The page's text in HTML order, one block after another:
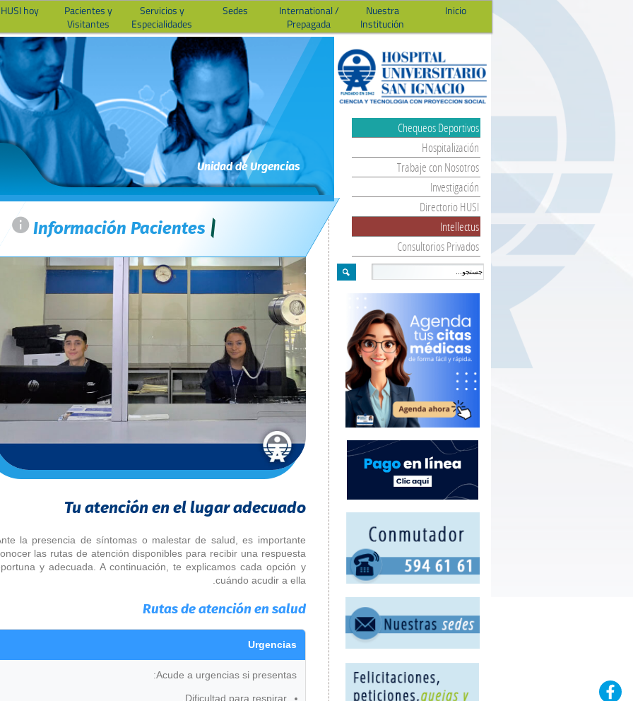
Inicio
Nuestra
Institución
International /
Prepagada
Sedes
Servicios y
Especialidades
Pacientes y
Visitantes
hoy
Chequeos Deportivos
Hospitalización
Trabaje con Nosotros
Investigación
Directorio HUSI
Intellectus
Consultorios Privados
Unidad de Urgencias
= |
Tu atención en el lugar adecuado
la presencia de síntomas o malestar de salud, es importante
las rutas de atención disponibles para recibir una respuesta
y adecuada. A continuación, te explicamos cada opción y
cuándo acudir a ella.
Rutas de atención en salud
Urgencias
Acude a urgencias si presentas:
Dificultad para respirar.